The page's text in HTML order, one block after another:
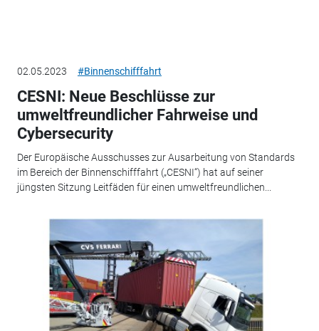
02.05.2023 #Binnenschifffahrt
CESNI: Neue Beschlüsse zur
umweltfreundlicher Fahrweise und
Cybersecurity
Der Europäische Ausschusses zur Ausarbeitung von Standards
im Bereich der Binnenschifffahrt („CESNI“) hat auf seiner
jüngsten Sitzung Leitfäden für einen umweltfreundlichen...